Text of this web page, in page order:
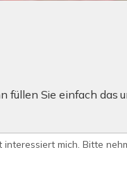
Sie einfach das